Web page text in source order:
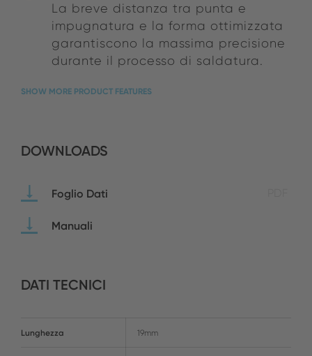
La breve distanza tra punta e
impugnatura e la forma ottimizzata
garantiscono la massima precisione
durante il processo di saldatura.
SHOW MORE PRODUCT FEATURES
DOWNLOADS
Foglio Dati
Manuali
DATI TECNICI
Lunghezza 19mm